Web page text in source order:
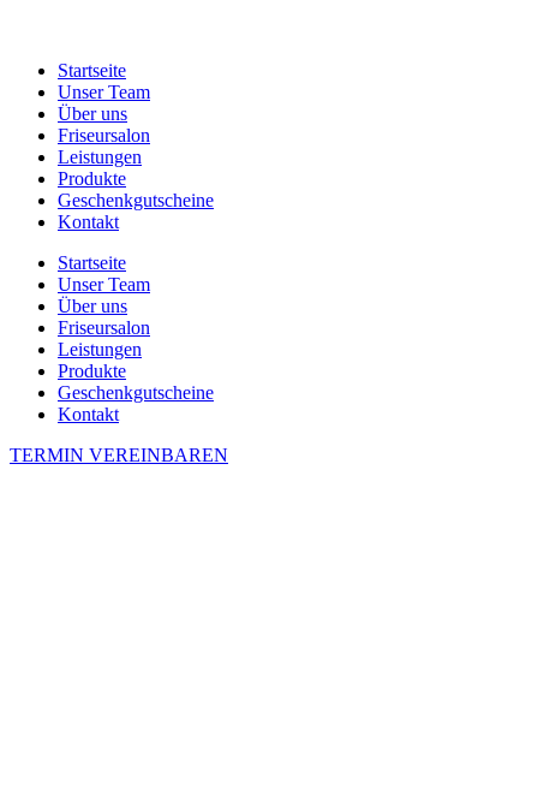
Startseite
Unser Team
Über uns
Friseursalon
Leistungen
Produkte
Geschenkgutscheine
Kontakt
Startseite
Unser Team
Über uns
Friseursalon
Leistungen
Produkte
Geschenkgutscheine
Kontakt
TERMIN VEREINBAREN